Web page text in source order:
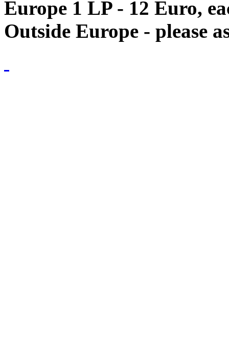
Europe 1 LP - 12 Euro,
Outside Europe - please